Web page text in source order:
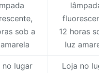
sob a
lâmpada
12 horas
luz amarela
no lugar
Loja no